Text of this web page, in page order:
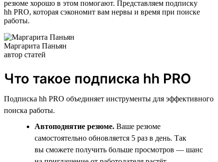
резюме хорошо в этом помогают. Представляем подписку
hh PRO, которая сэкономит вам нервы и время при поиске
работы.
Маргарита Паньян
автор статей
Что такое подписка hh PRO
Подписка hh PRO объединяет инструменты для эффективного
поиска работы.
Автоподнятие резюме. Ваше резюме
самостоятельно обновляется 5 раз в день. Так
вы сможете получить больше просмотров — шанс